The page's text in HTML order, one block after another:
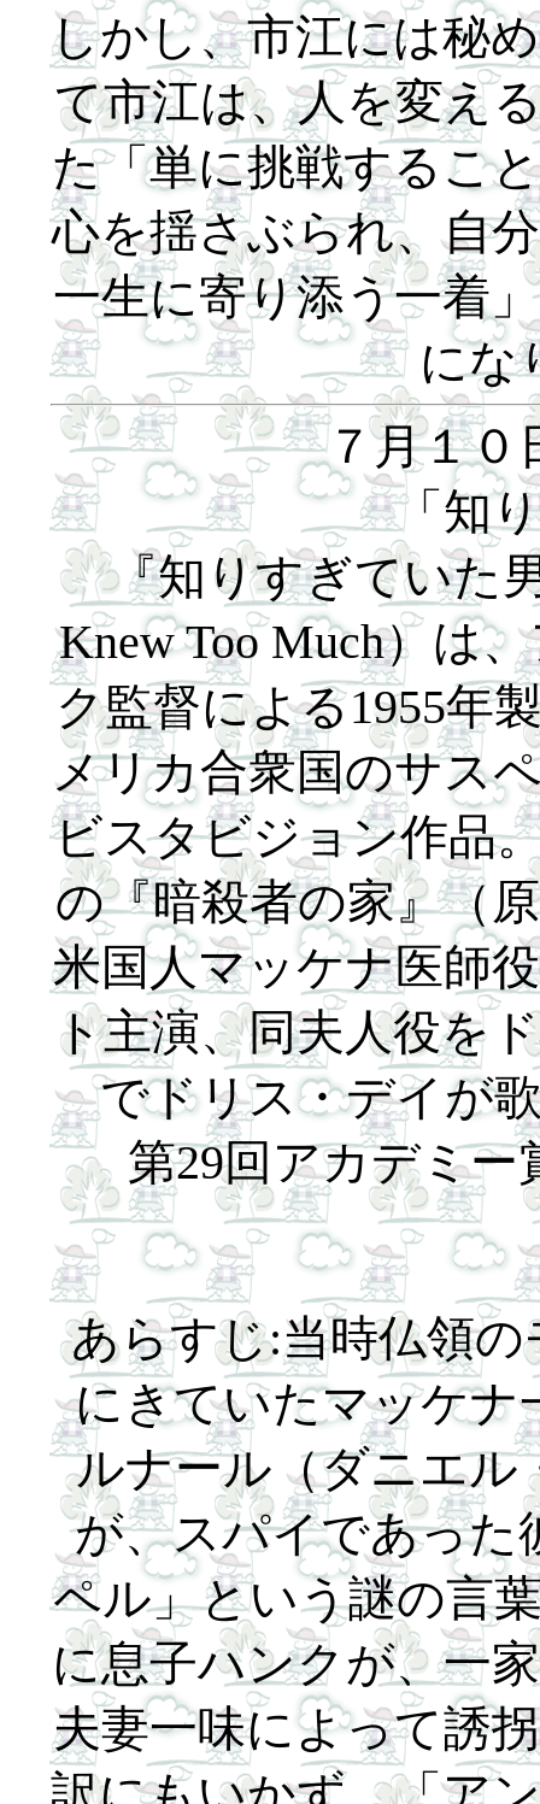
しかし、市江には秘
て市江は、人を変え
た「単に挑戦するこ
心を揺さぶられ、自
一生に寄り添う一着
にな
７月１０
「知
『知りすぎていた
Knew Too Much）は
ク監督による1955年
メリカ合衆国のサス
ビスタビジョン作品
の『暗殺者の家』（
米国人マッケナ医師
ト主演、同夫人役を
でドリス・デイが
第29回アカデミ
あらすじ:当時仏領
にきていたマッケナ
ルナール（ダニエル
が、スパイであった
ペル」という謎の言
に息子ハンクが、一
夫妻一味によって誘